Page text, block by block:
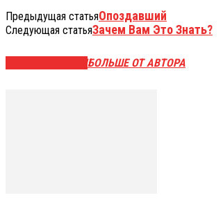
Предыдущая статьяОпоздавший
Следующая статьяЗачем Вам Это Знать?
БОЛЬШЕ ОТ АВТОРА